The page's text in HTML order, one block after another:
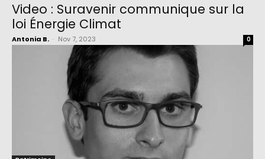
Video : Suravenir communique sur la
loi Énergie Climat
Antonia B. Nov 7, 2023 0